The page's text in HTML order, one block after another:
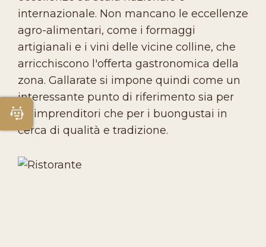
internazionale. Non mancano le eccellenze
agro-alimentari, come i formaggi
artigianali e i vini delle vicine colline, che
arricchiscono l'offerta gastronomica della
zona. Gallarate si impone quindi come un
interessante punto di riferimento sia per
gli imprenditori che per i buongustai in
cerca di qualità e tradizione.
Apri Chatbot